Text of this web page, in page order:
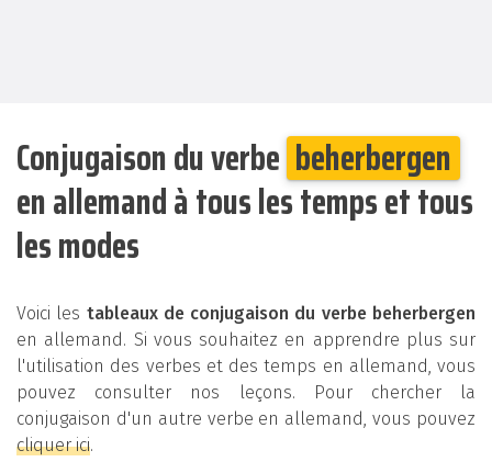
Conjugaison du verbe beherbergen
en allemand à tous les temps et tous
les modes
Voici les tableaux de conjugaison du verbe beherbergen
en allemand. Si vous souhaitez en apprendre plus sur
l'utilisation des verbes et des temps en allemand, vous
pouvez consulter nos leçons. Pour chercher la
conjugaison d'un autre verbe en allemand, vous pouvez
cliquer ici.